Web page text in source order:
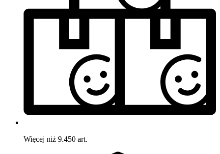
Więcej niż 9.450 art.